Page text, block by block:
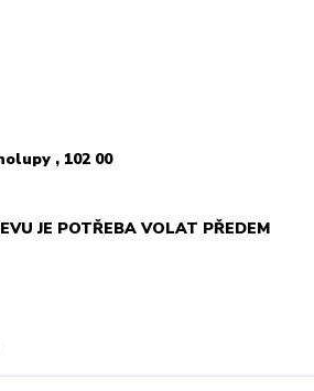
, 102 00
JE POTŘEBA VOLAT PŘEDEM